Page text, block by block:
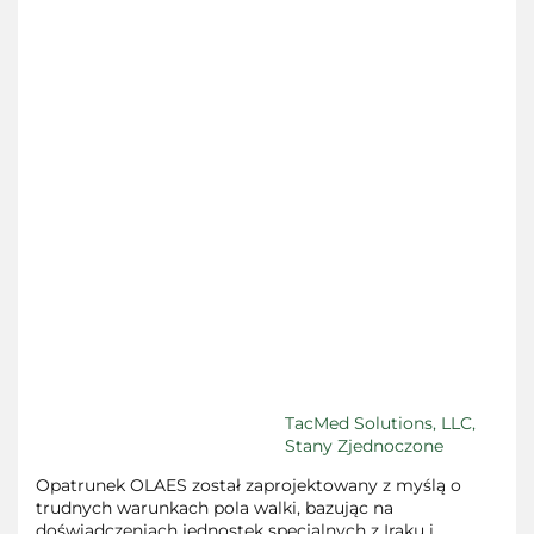
TacMed Solutions, LLC,
Stany Zjednoczone
Opatrunek OLAES został zaprojektowany z myślą o
trudnych warunkach pola walki, bazując na